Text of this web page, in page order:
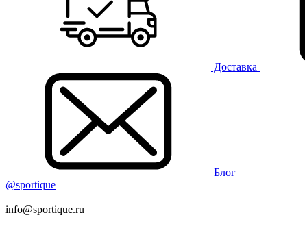
Доставка
Блог
@sportique
info@sportique.ru